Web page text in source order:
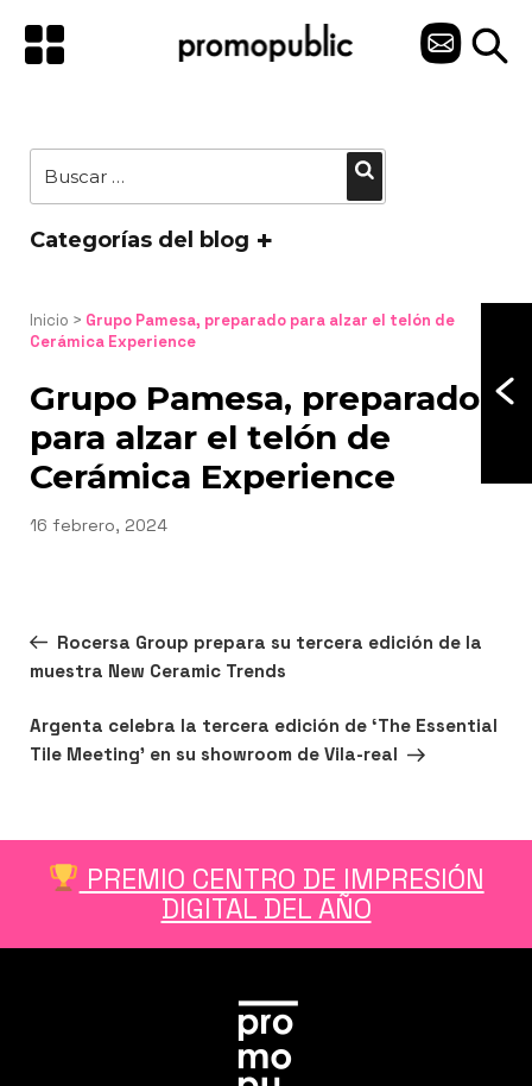
contenido
C
por:
Categorías del blog
Inicio > Grupo Pamesa, preparado para alzar el telón de
Cerámica Experience
Grupo Pamesa, preparado
para alzar el telón de
Cerámica Experience
Publicado
16 febrero, 2024
Entrada
anterior:
ANTERIOR
Rocersa Group prepara su tercera edición de la
muestra New Ceramic Trends
Siguiente
entrada
SIGUIENTE
Argenta celebra la tercera edición de ‘The Essential
Tile Meeting’ en su showroom de Vila-real
PREMIO CENTRO DE IMPRESIÓN
DIGITAL DEL AÑO